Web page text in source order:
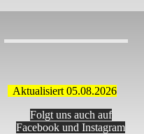
Aktualisiert 05.08.2026
Folgt uns auch auf
Facebook und Instagram